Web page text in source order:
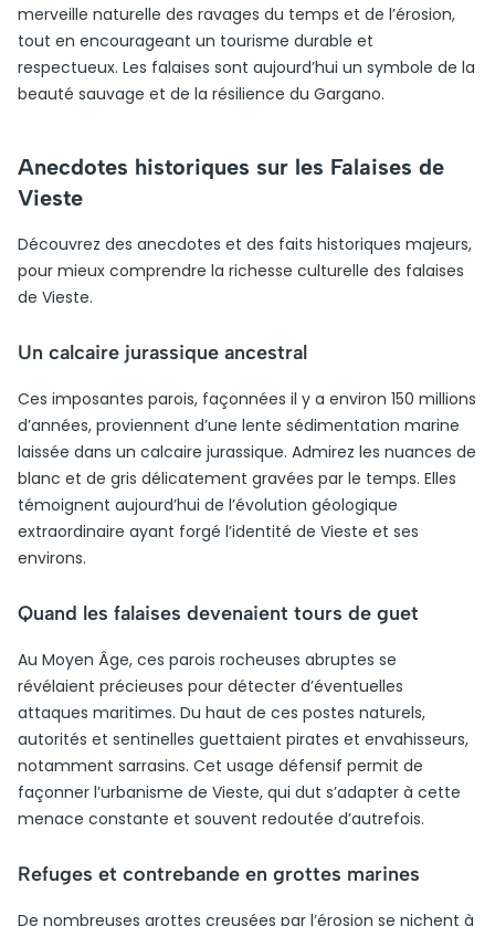
merveille naturelle des ravages du temps et de l’érosion,
tout en encourageant un tourisme durable et
respectueux. Les falaises sont aujourd’hui un symbole de la
beauté sauvage et de la résilience du Gargano.
Anecdotes historiques sur les Falaises de
Vieste
Découvrez des anecdotes et des faits historiques majeurs,
pour mieux comprendre la richesse culturelle des falaises
de Vieste.
Un calcaire jurassique ancestral
Ces imposantes parois, façonnées il y a environ 150 millions
d’années, proviennent d’une lente sédimentation marine
laissée dans un calcaire jurassique. Admirez les nuances de
blanc et de gris délicatement gravées par le temps. Elles
témoignent aujourd’hui de l’évolution géologique
extraordinaire ayant forgé l’identité de Vieste et ses
environs.
Quand les falaises devenaient tours de guet
Au Moyen Âge, ces parois rocheuses abruptes se
révélaient précieuses pour détecter d’éventuelles
attaques maritimes. Du haut de ces postes naturels,
autorités et sentinelles guettaient pirates et envahisseurs,
notamment sarrasins. Cet usage défensif permit de
façonner l’urbanisme de Vieste, qui dut s’adapter à cette
menace constante et souvent redoutée d’autrefois.
Refuges et contrebande en grottes marines
De nombreuses grottes creusées par l’érosion se nichent à